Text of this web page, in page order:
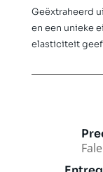
Geëxtraheerd
en een unieke
elasticiteit